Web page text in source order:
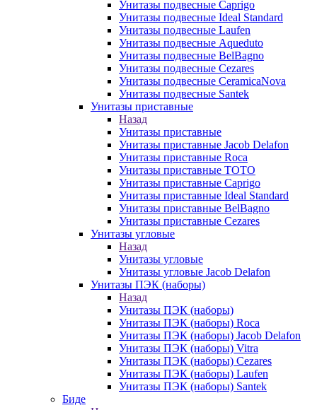
Унитазы подвесные Caprigo
Унитазы подвесные Ideal Standard
Унитазы подвесные Laufen
Унитазы подвесные Aqueduto
Унитазы подвесные BelBagno
Унитазы подвесные Cezares
Унитазы подвесные CeramicaNova
Унитазы подвесные Santek
Унитазы приставные
Назад
Унитазы приставные
Унитазы приставные Jacob Delafon
Унитазы приставные Roca
Унитазы приставные TOTO
Унитазы приставные Caprigo
Унитазы приставные Ideal Standard
Унитазы приставные BelBagno
Унитазы приставные Cezares
Унитазы угловые
Назад
Унитазы угловые
Унитазы угловые Jacob Delafon
Унитазы ПЭК (наборы)
Назад
Унитазы ПЭК (наборы)
Унитазы ПЭК (наборы) Roca
Унитазы ПЭК (наборы) Jacob Delafon
Унитазы ПЭК (наборы) Vitra
Унитазы ПЭК (наборы) Cezares
Унитазы ПЭК (наборы) Laufen
Унитазы ПЭК (наборы) Santek
Биде